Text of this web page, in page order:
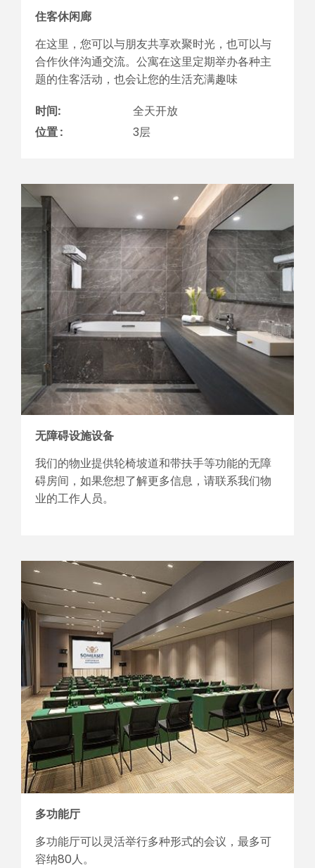
住客休闲廊
在这里，您可以与朋友共享欢聚时光，也可以与
合作伙伴沟通交流。公寓在这里定期举办各种主
题的住客活动，也会让您的生活充满趣味
时间:
全天开放
位置 :
3层
无障碍设施设备
我们的物业提供轮椅坡道和带扶手等功能的无障
碍房间，如果您想了 解更多信息，请联系我们物
业的工作人员。
多功能厅
多功能厅可以灵活举行多种形式的会议，最多可
容纳80人。